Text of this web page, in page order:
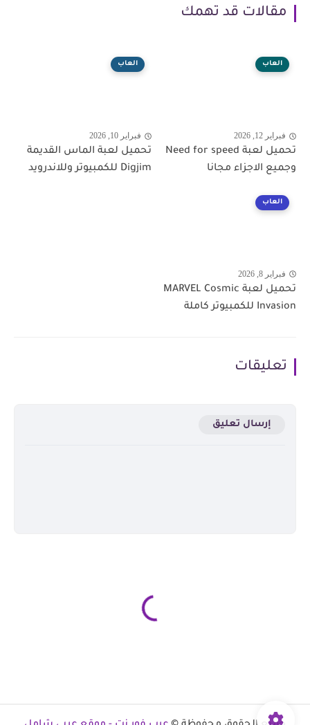
مقالات قد تهمك
العاب
فبراير 12, 2026
تحميل لعبة Need for speed
وجميع الاجزاء مجانا
العاب
فبراير 10, 2026
تحميل لعبة الماس القديمة
Digjim للكمبيوتر وللاندرويد
العاب
فبراير 8, 2026
تحميل لعبة MARVEL Cosmic
Invasion للكمبيوتر كاملة
تعليقات
إرسال تعليق